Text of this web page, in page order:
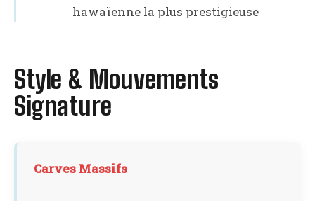
hawaïenne la plus prestigieuse
Style & Mouvements
Signature
Carves Massifs